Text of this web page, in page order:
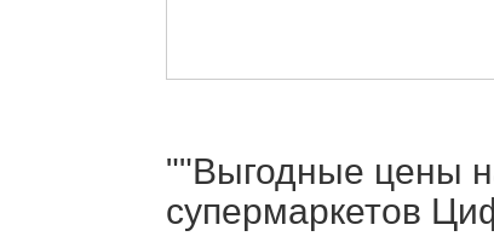
""Выгодные цены
супермаркетов